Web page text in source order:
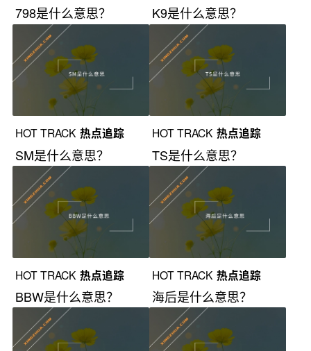
798是什么意思？ K9是什么意思？
HOT TRACK 热点追踪
SM是什么意思？
HOT TRACK 热点追踪
TS是什么意思？
HOT TRACK 热点追踪
BBW是什么意思？
HOT TRACK 热点追踪
海后是什么意思？